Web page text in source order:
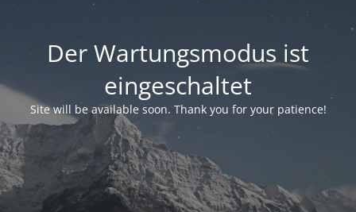
Der Wartungsmodus ist
eingeschaltet
Site will be available soon. Thank you for your patience!